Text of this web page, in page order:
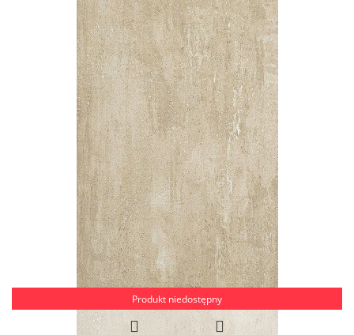
Produkt niedostępny